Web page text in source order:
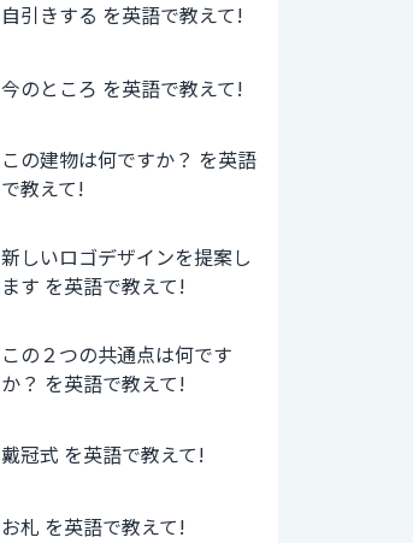
自引きする を英語で教えて!
今のところ を英語で教えて!
この建物は何ですか？ を英語
で教えて!
新しいロゴデザインを提案し
ます を英語で教えて!
この２つの共通点は何です
か？ を英語で教えて!
戴冠式 を英語で教えて!
お札 を英語で教えて!